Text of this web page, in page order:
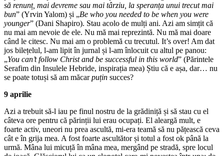
să renunț, mai devreme sau mai târziu, la speranța unui trecut mai
bun” (Yrvin Yalom) și „Be who you needed to be when you were
younger” (Dani Shapiro). Stau acolo de mulți ani. Azi am simțit că
nu mai am nevoie de ele. Nu mă mai reprezintă. Nu mă mai doare
când le citesc. Nu mai am o problemă cu trecutul. It’s over! Am dat
jos bilețelul, l-am lipit în jurnal și l-am înlocuit cu altul pe panou:
„You can’t follow Christ and be successful in this world” (Părintele
Serafim din Insulele Hebride, inspirația mea) Știu că e așa, dar… nu
se poate totuși să am măcarpuțin succes?
9 aprilie
Azi a trebuit să-l iau pe finul nostru de la grădiniță și să stau cu el
câteva ore pentru că părinții lui erau ocupați. El aleargă mult, e
foarte activ, uneori nu prea ascultă, mi-era teamă să nu pățească ceva
cât e în grija mea. A fost foarte ascultător și totul a fost ok până la
urmă. Mâna lui micuță în mâna mea, mergând pe stradă, spre locul